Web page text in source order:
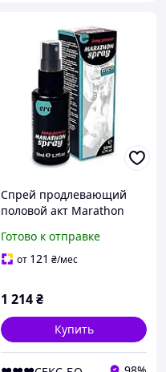
Спрей продлевающий
половой акт Marathon
50ml (обновленная
формула) Оригинал
Готово к отправке
от 121 ₴/мес
1 214₴
Купить